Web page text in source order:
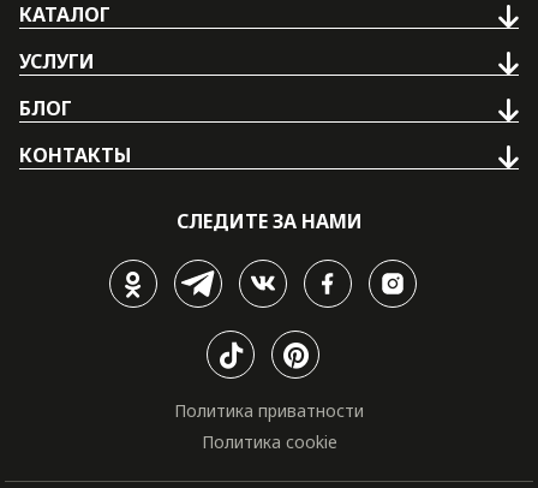
КАТАЛОГ
УСЛУГИ
БЛОГ
КОНТАКТЫ
СЛЕДИТЕ ЗА НАМИ
Политика приватности
Политика cookie